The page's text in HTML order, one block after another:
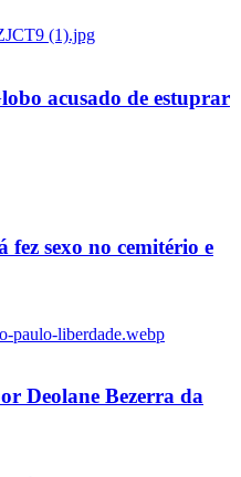
acusado de estuprar
sexo no cemitério e
Deolane Bezerra da